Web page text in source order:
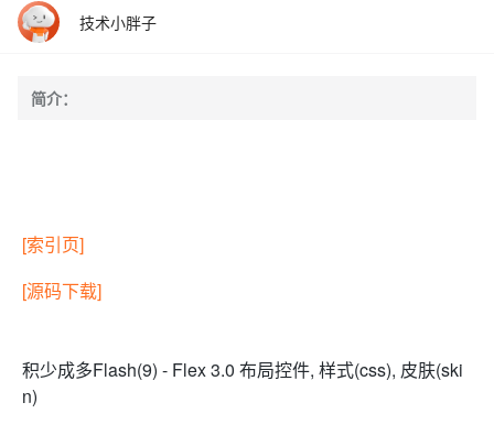
技术小胖子
简介：
[索引页]
[源码下载]
积少成多Flash(9) - Flex 3.0 布局控件, 样式(css), 皮肤(ski
n)